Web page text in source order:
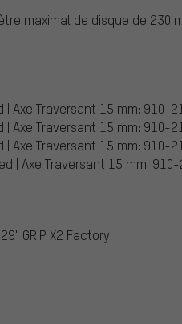
maximal de disque de 230
Axe Traversant 15 mm: 910-
Axe Traversant 15 mm: 910-
Axe Traversant 15 mm: 910-
| Axe Traversant 15 mm:
GRIP X2 Factory